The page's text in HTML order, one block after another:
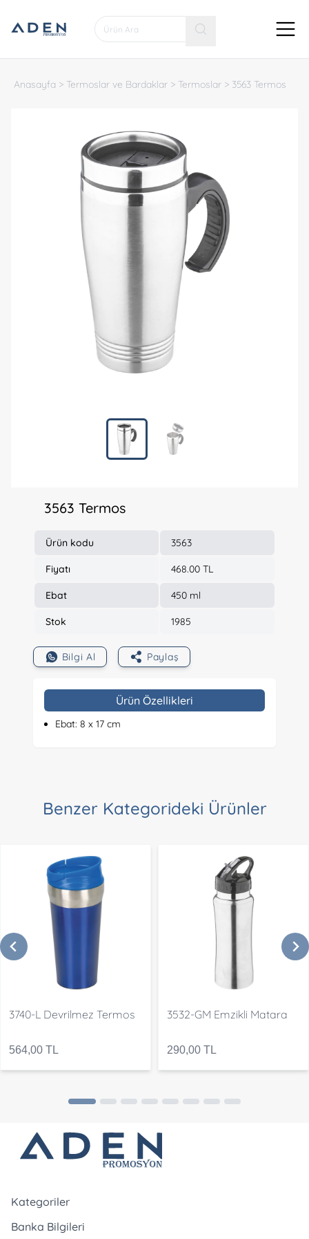
Anasayfa > Termoslar ve Bardaklar > Termoslar > 3563 Termos
3563 Termos
Ürün kodu 3563
Fiyatı 468.00 TL
Ebat 450 ml
Stok 1985
Bilgi Al Paylaş
Ürün Özellikleri
Ebat: 8 x 17 cm
Benzer Kategorideki Ürünler
3740-L Devrilmez Termos
564,00 TL
3532-GM Emzikli Matara
290,00 TL
Kategoriler
Banka Bilgileri